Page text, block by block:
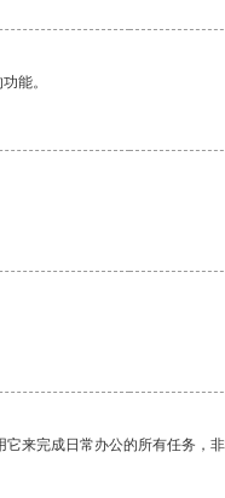
能。
来完成日常办公的所有任务，非